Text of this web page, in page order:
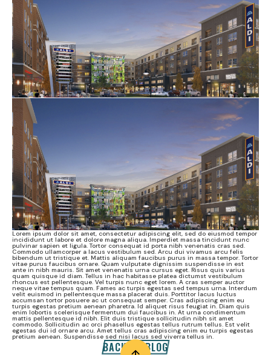
Lorem ipsum dolor sit amet, consectetur adipiscing elit, sed do eiusmod tempor
incididunt ut labore et dolore magna aliqua. Imperdiet massa tincidunt nunc
pulvinar sapien et ligula. Tortor consequat id porta nibh venenatis cras sed.
Commodo ullamcorper a lacus vestibulum sed. Arcu dui vivamus arcu felis
bibendum ut tristique et. Mattis aliquam faucibus purus in massa tempor. Tortor
vitae purus faucibus ornare. Quam vulputate dignissim suspendisse in est
ante in nibh mauris. Sit amet venenatis urna cursus eget. Risus quis varius
quam quisque id diam. Tellus in hac habitasse platea dictumst vestibulum
rhoncus est pellentesque. Vel turpis nunc eget lorem. A cras semper auctor
neque vitae tempus quam. Fames ac turpis egestas sed tempus urna. Interdum
velit euismod in pellentesque massa placerat duis. Porttitor lacus luctus
accumsan tortor posuere ac ut consequat semper. Cras adipiscing enim eu
turpis egestas pretium aenean pharetra. Id aliquet risus feugiat in. Diam quis
enim lobortis scelerisque fermentum dui faucibus in. At urna condimentum
mattis pellentesque id nibh. Elit duis tristique sollicitudin nibh sit amet
commodo. Sollicitudin ac orci phasellus egestas tellus rutrum tellus. Est velit
egestas dui id ornare arcu. Amet tellus cras adipiscing enim eu turpis egestas
pretium aenean. Suspendisse sed nisi lacus sed viverra tellus in.
BACK TO BLOG